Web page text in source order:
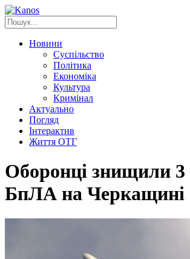
Новини
Суспільство
Політика
Економіка
Культура
Кримінал
Актуально
Погляд
Інтерактив
Життя ОТГ
Оборонці знищили 3
БпЛА на Черкащині